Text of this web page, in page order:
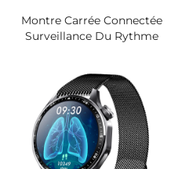
Montre Carrée Connectée
Surveillance Du Rythme
Bracelet Avec Analyse
Sanguine, Test De Stress
Montre Intelligente